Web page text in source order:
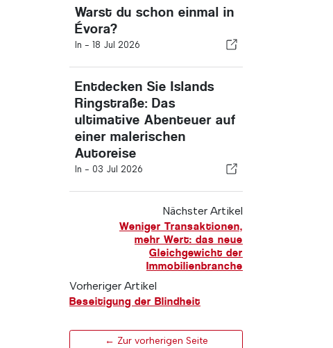
Warst du schon einmal in
Évora?
In - 18 Jul 2026
Entdecken Sie Islands
Ringstraße: Das
ultimative Abenteuer auf
einer malerischen
Autoreise
In - 03 Jul 2026
Nächster Artikel
Weniger Transaktionen,
mehr Wert: das neue
Gleichgewicht der
Immobilienbranche
Vorheriger Artikel
Beseitigung der Blindheit
← Zur vorherigen Seite